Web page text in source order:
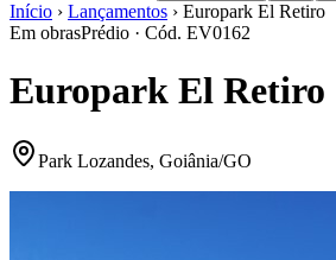
Início › Lançamentos › Europark El Retiro
Em obrasPrédio · Cód. EV0162
Europark El Retiro
Park Lozandes, Goiânia/GO